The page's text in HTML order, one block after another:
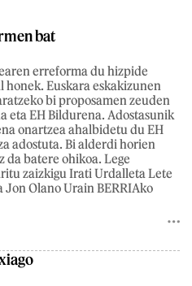
bat
erreforma du hizpide
honek. Euskara eskakizunen
bi proposamen zeuden
eta EH Bildurena. Adostasunik
onartzea ahalbidetu du EH
adostuta. Bi alderdi horien
da batere ohikoa. Lege
zaizkigu Irati Urdalleta Lete
Jon Olano Urain BERRIAko